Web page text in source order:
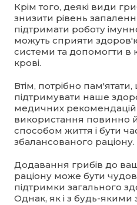
Крім того, деякі види
знизити рівень
підтримати роботу
можуть сприяти
системи та допомогти в
крові.
Втім, потрібно
підтримувати наше
медичних рекомендацій
використання повинно
способом життя і бути
збалансованого раціону.
Додавання грибів до
раціону може бути
підтримки загального
Однак, як і з будь-якими